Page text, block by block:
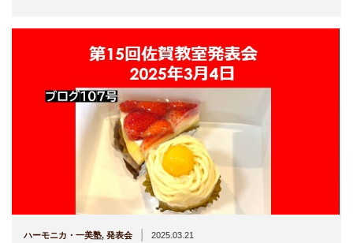
ハーモニカ・一美塾, 発表会 | 2025.03.21